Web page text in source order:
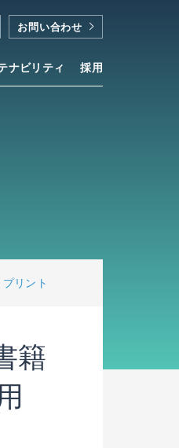
ナビリティ 採用
お問い合わせ
プリント
籍